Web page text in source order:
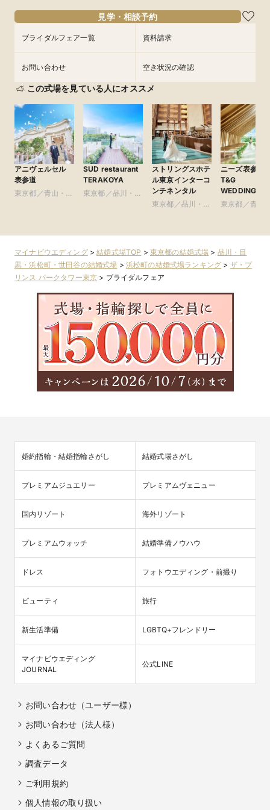
フェアを予約
フェアを予約
見学・相談予約
ブライダルフェア一覧 資料請求
お問い合わせ 空き状況の確認
この式場を見ている人にオススメ
アニヴェルセル
表参道
東京都／青山・表
SUD restaurant
TERAKOYA
東京都／品川・目
ストリングスホテ
ル東京インターコ
ンチネンタル
東京都／品川・目
ニーズ表参道
T&G
WEDDING(旧
参道
東京都／青山
マイナビウエディング>結婚式場TOP > 東京都の結婚式場 > 品川・目
黒・浜松町・世田谷の結婚式場 > 浜松町の結婚式場ランキング > ザ・プ
リンス パークタワー東京 > ブライダルフェア
婚約指輪・結婚指輪さがし 結婚式場さがし
プレミアムジュエリー プレミアムヴェニュー
国内リゾート 海外リゾート
プレミアムウォッチ 結婚準備ノウハウ
ドレス フォトウエディング・前撮り
ビューティ 旅行
新生活準備 LGBTQ+フレンドリー
マイナビウエディング
JOURNAL
公式LINE
お問い合わせ（ユーザー様）
お問い合わせ（法人様）
よくあるご質問
調査データ
ご利用規約
個人情報の取り扱い